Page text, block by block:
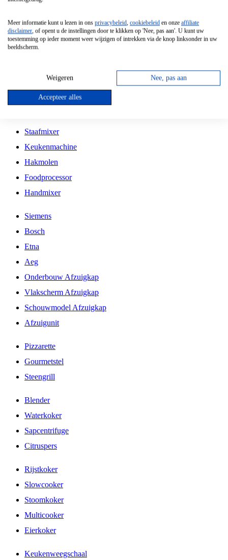
Vrijstaande Magnetron
Vrijstaande Kookplaat
Inbouw Gaskookplaat
Inbouw Keramische Kookplaat
Kookplaat Accessoires
Staafmixer
Keukenmachine
Hakmolen
Foodprocessor
Handmixer
Siemens
Bosch
Etna
Aeg
Onderbouw Afzuigkap
Vlakscherm Afzuigkap
Schouwmodel Afzuigkap
Afzuigunit
Pizzarette
Gourmetstel
Steengrill
Blender
Waterkoker
Sapcentrifuge
Citruspers
Rijstkoker
Slowcooker
Stoomkoker
Multicooker
Eierkoker
Keukenweegschaal
Meer informatie kunt u lezen in ons privacybeleid, cookiebeleid en onze affiliate
disclaimer, of opent u de instellingen door te klikken op 'Nee, pas aan'. U kunt uw
toestemming op ieder moment weer wijzigen of intrekken via de knop linksonder in uw
beeldscherm.
Weigeren Nee, pas aan
Accepteer alles